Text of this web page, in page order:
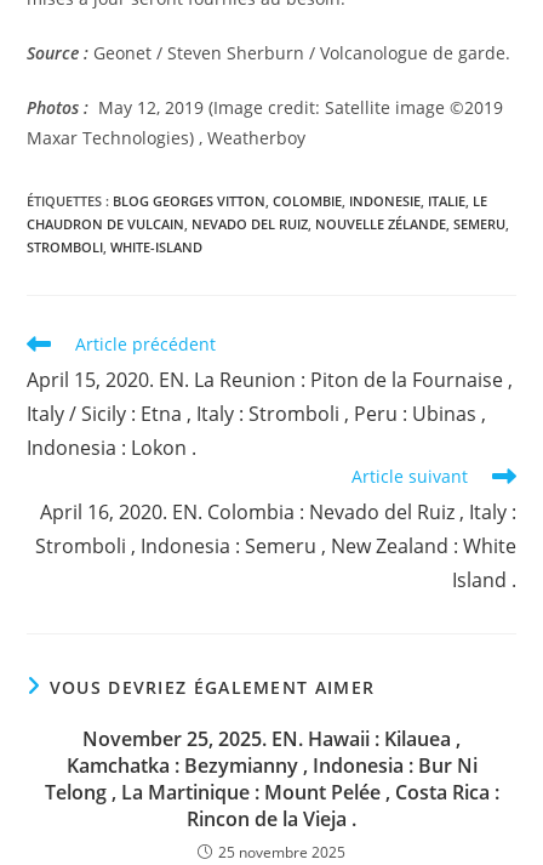
Source : Geonet / Steven Sherburn / Volcanologue de garde.
Photos : May 12, 2019 (Image credit: Satellite image ©2019
Maxar Technologies) , Weatherboy
ÉTIQUETTES : BLOG GEORGES VITTON, COLOMBIE, INDONESIE, ITALIE, LE
CHAUDRON DE VULCAIN, NEVADO DEL RUIZ, NOUVELLE ZÉLANDE, SEMERU,
STROMBOLI, WHITE-ISLAND
Read
more
articles
Article précédent
April 15, 2020. EN. La Reunion : Piton de la Fournaise ,
Italy / Sicily : Etna , Italy : Stromboli , Peru : Ubinas ,
Indonesia : Lokon .
Article suivant
April 16, 2020. EN. Colombia : Nevado del Ruiz , Italy :
Stromboli , Indonesia : Semeru , New Zealand : White
Island .
VOUS DEVRIEZ ÉGALEMENT AIMER
November 25, 2025. EN. Hawaii : Kilauea ,
Kamchatka : Bezymianny , Indonesia : Bur Ni
Telong , La Martinique : Mount Pelée , Costa Rica :
Rincon de la Vieja .
25 novembre 2025